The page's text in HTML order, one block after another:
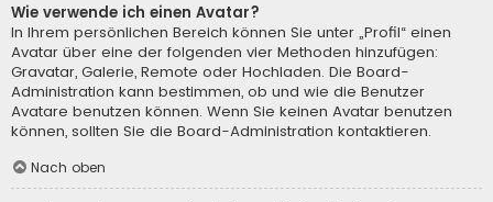
Wie verwende ich einen Avatar?
In Ihrem persönlichen Bereich können Sie unter „Profil“ einen
Avatar über eine der folgenden vier Methoden hinzufügen:
Gravatar, Galerie, Remote oder Hochladen. Die Board-
Administration kann bestimmen, ob und wie die Benutzer
Avatare benutzen können. Wenn Sie keinen Avatar benutzen
können, sollten Sie die Board-Administration kontaktieren.
Nach oben